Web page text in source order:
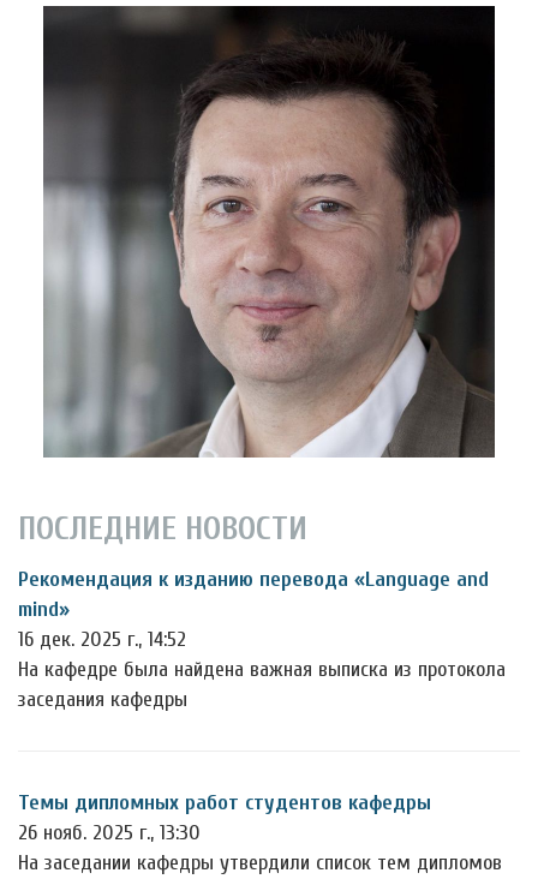
ПОСЛЕДНИЕ НОВОСТИ
Рекомендация к изданию перевода «Language and
mind»
16 дек. 2025 г., 14:52
На кафедре была найдена важная выписка из протокола
заседания кафедры
Темы дипломных работ студентов кафедры
26 нояб. 2025 г., 13:30
На заседании кафедры утвердили список тем дипломов